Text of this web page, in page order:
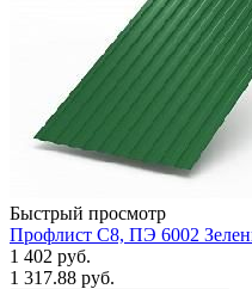
Быстрый просмотр
Профлист С8, ПЭ 6002
1 402 руб.
1 317.88 руб.